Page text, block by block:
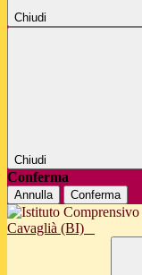
Chiudi
Chiudi
Conferma
Annulla Conferma
Cavaglià (BI)